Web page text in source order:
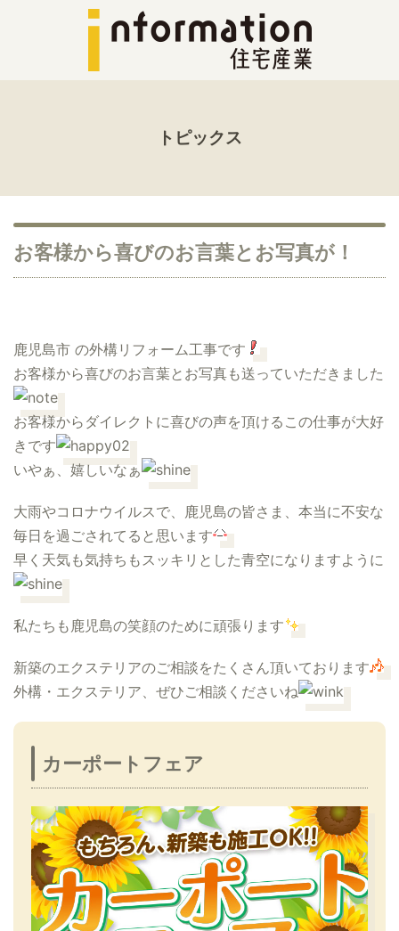
トピックス
お客様から喜びのお言葉とお写真が！
鹿児島市 の外構リフォーム工事です
お客様から喜びのお言葉とお写真も送っていただきました
お客様からダイレクトに喜びの声を頂けるこの仕事が大好
きです
いやぁ、嬉しいなぁ
大雨やコロナウイルスで、鹿児島の皆さま、本当に不安な
毎日を過ごされてると思います
早く天気も気持ちもスッキリとした青空になりますように
私たちも鹿児島の笑顔のために頑張ります
新築のエクステリアのご相談をたくさん頂いております
外構・エクステリア、ぜひご相談くださいね
カーポートフェア